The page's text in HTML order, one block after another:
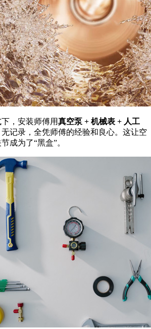
，安装师傅用真空泵 + 机械表 + 人工
记录，全凭师傅的经验和良心。这让空
成为了“黑盒”。